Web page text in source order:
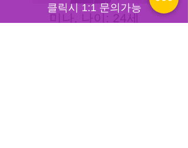
미나, 나이: 24세
클릭시 1:1 문의가능